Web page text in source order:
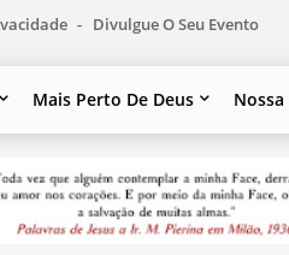
Divulgue O Seu Evento
Mais Perto De Deus